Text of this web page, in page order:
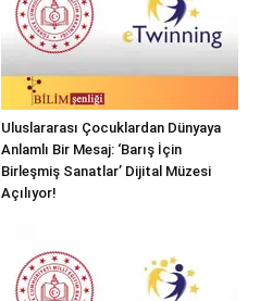
Uluslararası Çocuklardan Dünyaya
Anlamlı Bir Mesaj: ‘Barış İçin
Birleşmiş Sanatlar’ Dijital Müzesi
Açılıyor!